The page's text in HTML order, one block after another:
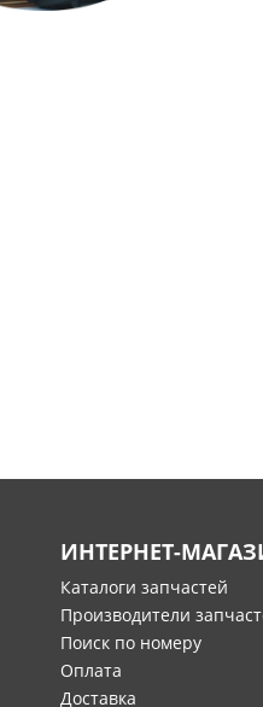
ИНТЕРНЕТ-
Каталоги запчастей
Производители
Поиск по номеру
Оплата
Доставка